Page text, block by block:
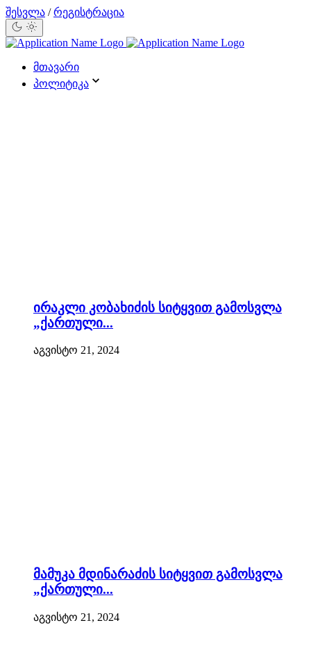
შესვლა / რეგისტრაცია
მთავარი
პოლიტიკა
ირაკლი კობახიძის სიტყვით გამოსვლა
„ქართული...
აგვისტო 21, 2024
მამუკა მდინარაძის სიტყვით გამოსვლა
„ქართული...
აგვისტო 21, 2024